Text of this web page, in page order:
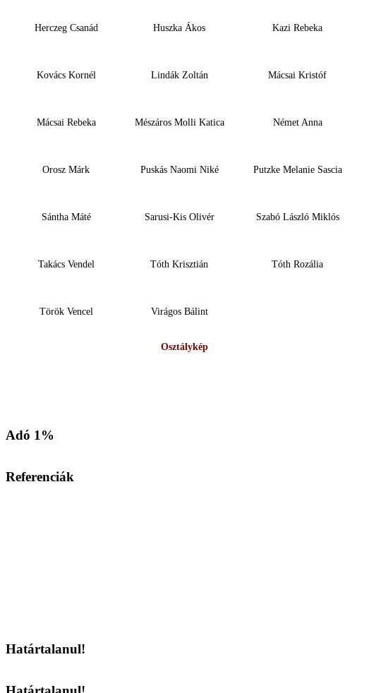
Herczeg Csanád Huszka Ákos Kazi Rebeka
Kovács Kornél Lindák Zoltán Mácsai Kristóf
Mácsai Rebeka Mészáros Molli Katica Német Anna
Orosz Márk Puskás Naomi Niké Putzke Melanie Sascia
Sántha Máté Sarusi-Kis Olivér Szabó László Miklós
Takács Vendel Tóth Krisztián Tóth Rozália
Török Vencel Virágos Bálint
Osztálykép
Adó 1%
Referenciák
Határtalanul!